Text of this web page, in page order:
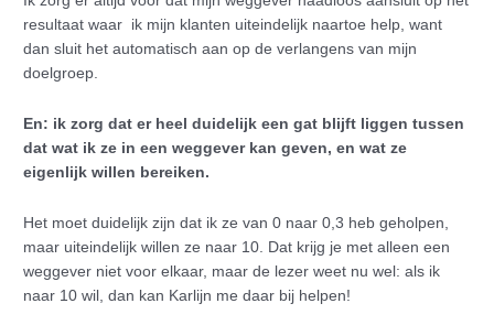
resultaat waar ik mijn klanten uiteindelijk naartoe help, want
dan sluit het automatisch aan op de verlangens van mijn
doelgroep.
En: ik zorg dat er heel duidelijk een gat blijft liggen tussen
dat wat ik ze in een weggever kan geven, en wat ze
eigenlijk willen bereiken.
Het moet duidelijk zijn dat ik ze van 0 naar 0,3 heb geholpen,
maar uiteindelijk willen ze naar 10. Dat krijg je met alleen een
weggever niet voor elkaar, maar de lezer weet nu wel: als ik
naar 10 wil, dan kan Karlijn me daar bij helpen!